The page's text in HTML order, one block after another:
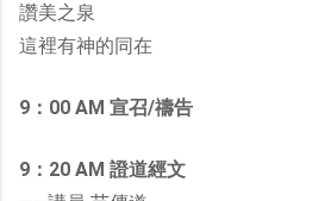
讚美之泉
這裡有神的同在
9：00 AM 宣召/禱告
9：20 AM 證道經文